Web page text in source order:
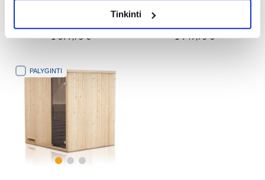
Tinkinti
1 899,75 € 1 949,75 €
PALYGINTI